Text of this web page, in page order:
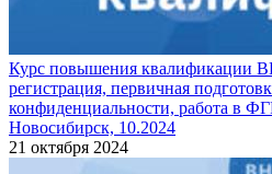
Курс повышения квалификации
регистрация, первичная
конфиденциальности, работа в
Новосибирск, 10.2024
21 октября 2024